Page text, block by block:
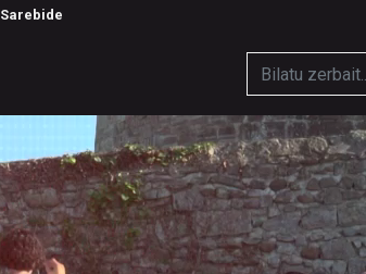
Sarebide